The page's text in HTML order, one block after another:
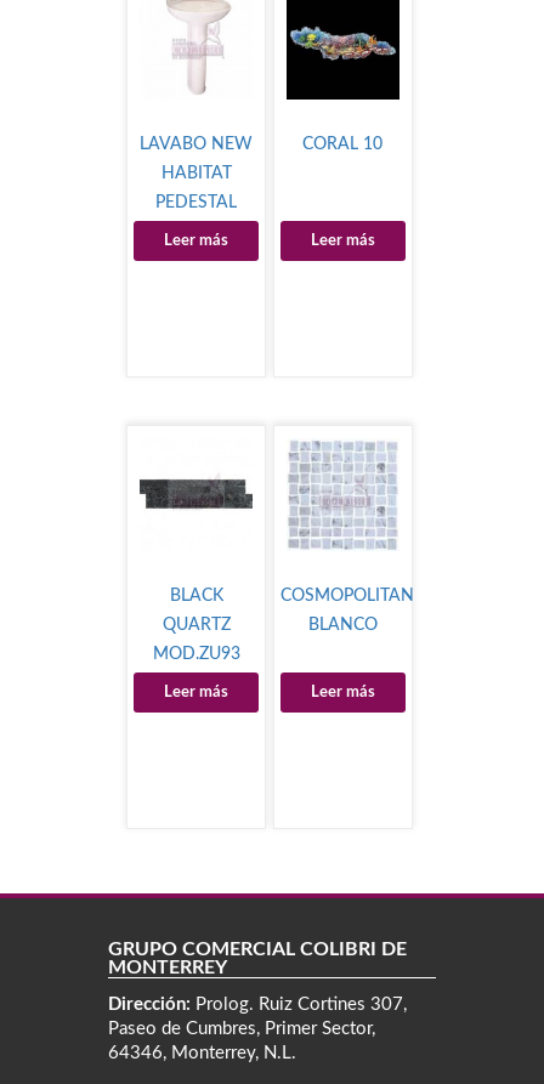
LAVABO NEW
HABITAT
PEDESTAL
Leer más
CORAL 10
Leer más
BLACK
QUARTZ
MOD.ZU93
Leer más
COSMOPOLITAN
BLANCO
Leer más
GRUPO COMERCIAL COLIBRÍ DE
MONTERREY
Dirección: Prolog. Ruiz Cortines 307,
Paseo de Cumbres, Primer Sector,
64346, Monterrey, N.L.